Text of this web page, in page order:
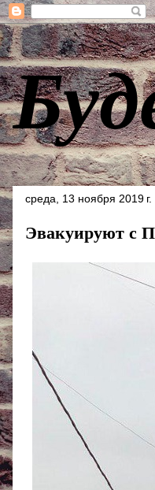
среда, 13 ноября 2019 г.
Эвакуируют с